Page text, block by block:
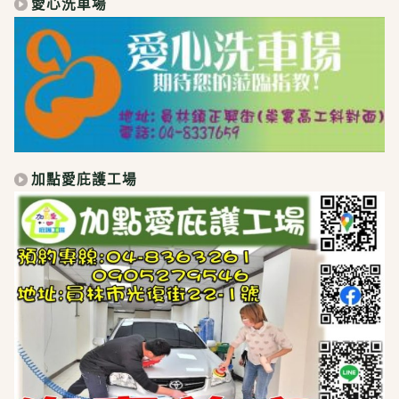
愛心洗車場
加點愛庇護工場